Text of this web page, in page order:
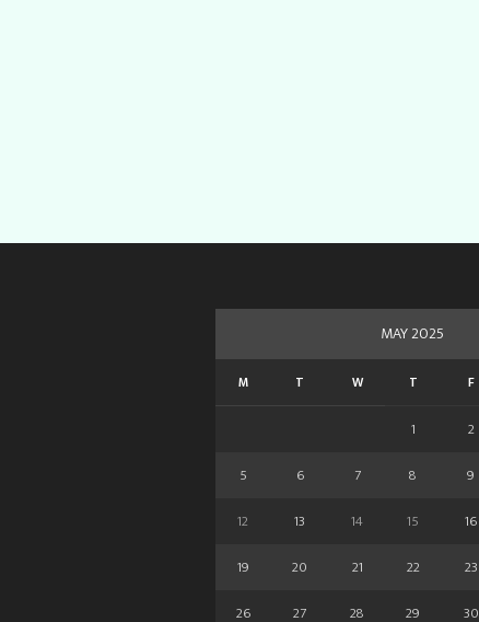
MAY 2025
M T W T F
1 2
5
6 7 8 9
12
13 14 15 16
19
20 21 22 23
26
27 28 29 30